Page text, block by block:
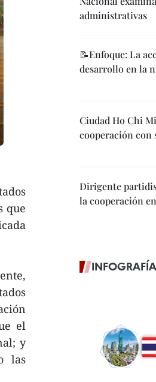
que
el
y
las
administrativas
📝Enfoque: La
desarrollo en la
Ciudad Ho Chi
cooperación con
Dirigente
la cooperación